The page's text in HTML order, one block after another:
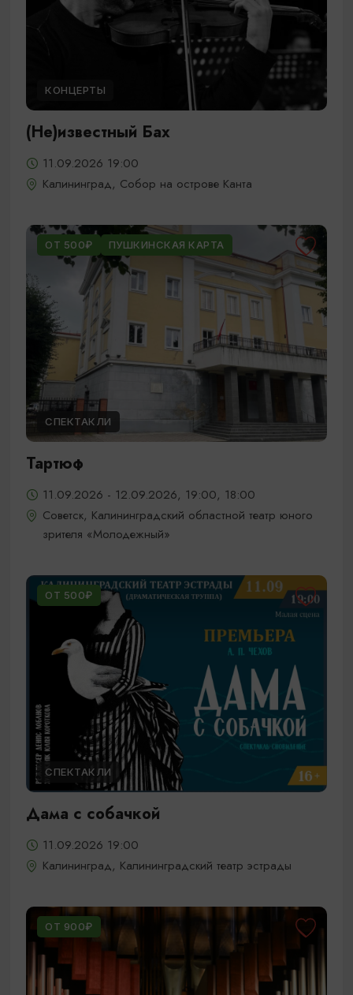
КОНЦЕРТЫ
(Не)известный Бах
11.09.2026 19:00
Калининград, Собор на острове Канта
ОТ 500₽ ПУШКИНСКАЯ КАРТА
СПЕКТАКЛИ
Тартюф
11.09.2026 - 12.09.2026, 19:00, 18:00
Советск, Калининградский областной театр юного
зрителя «Молодежный»
ОТ 500₽
СПЕКТАКЛИ
Дама с собачкой
11.09.2026 19:00
Калининград, Калининградский театр эстрады
ОТ 900₽